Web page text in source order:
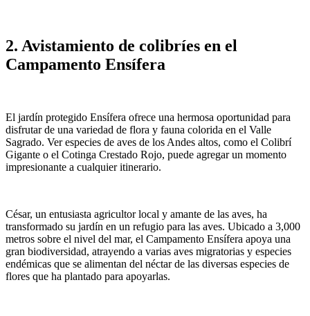
2. Avistamiento de colibríes en el
Campamento Ensífera
El jardín protegido Ensífera ofrece una hermosa oportunidad para
disfrutar de una variedad de flora y fauna colorida en el Valle
Sagrado. Ver especies de aves de los Andes altos, como el Colibrí
Gigante o el Cotinga Crestado Rojo, puede agregar un momento
impresionante a cualquier itinerario.
César, un entusiasta agricultor local y amante de las aves, ha
transformado su jardín en un refugio para las aves. Ubicado a 3,000
metros sobre el nivel del mar, el Campamento Ensífera apoya una
gran biodiversidad, atrayendo a varias aves migratorias y especies
endémicas que se alimentan del néctar de las diversas especies de
flores que ha plantado para apoyarlas.